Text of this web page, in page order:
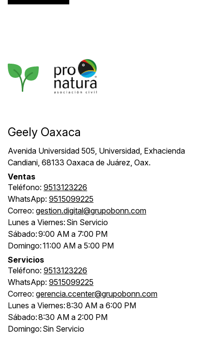
Geely Oaxaca
Avenida Universidad 505, Universidad, Exhacienda
Candiani, 68133 Oaxaca de Juárez, Oax.
Ventas
Teléfono: 9513123226
WhatsApp: 9515099225
Correo: gestion.digital@grupobonn.com
Lunes a Viernes: Sin Servicio
Sábado:9:00 AM a 7:00 PM
Domingo:11:00 AM a 5:00 PM
Servicios
Teléfono: 9513123226
WhatsApp: 9515099225
Correo: gerencia.ccenter@grupobonn.com
Lunes a Viernes:8:30 AM a 6:00 PM
Sábado:8:30 AM a 2:00 PM
Domingo: Sin Servicio